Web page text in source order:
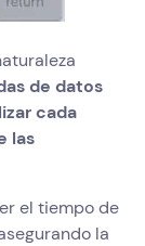
de datos
cada
las
el tiempo de
la